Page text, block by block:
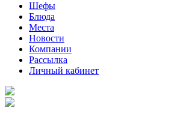
Шефы
Блюда
Места
Новости
Компании
Рассылка
Личный кабинет